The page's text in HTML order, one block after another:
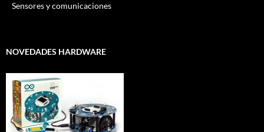
Sensores y comunicaciones
NOVEDADES HARDWARE